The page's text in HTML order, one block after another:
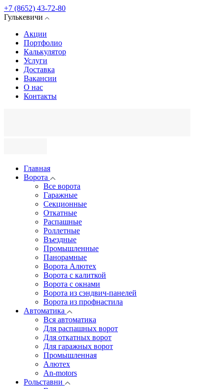
+7 (8652) 43-72-80
Гулькевичи
Акции
Портфолио
Калькулятор
Услуги
Доставка
Вакансии
О нас
Контакты
Главная
Ворота
Все ворота
Гаражные
Секционные
Откатные
Распашные
Роллетные
Въездные
Промышленные
Панорамные
Ворота Алютех
Ворота с калиткой
Ворота c окнами
Ворота из сэндвич-панелей
Ворота из профнастила
Автоматика
Вся автоматика
Для распашных ворот
Для откатных ворот
Для гаражных ворот
Промышленная
Алютех
An-motors
Рольставни